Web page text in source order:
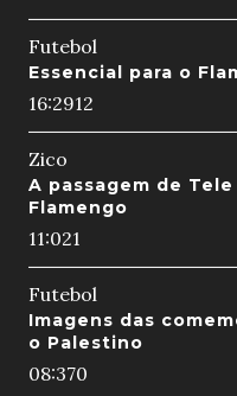
Futebol
Essencial para o
16:2912
Zico
A passagem de
Flamengo
11:021
Futebol
Imagens das
o Palestino
08:370